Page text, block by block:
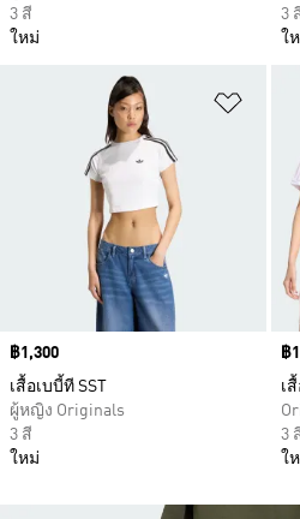
3 สี
ใหม่
3
ใ
เพิ่ม
Price
฿1,300
เสื้อเบบี้ที SST
ผู้หญิง Originals
3 สี
ใหม่
฿
เ
3
ใ